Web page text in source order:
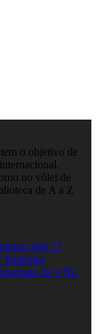
o objetivo de
no vôlei de
de A a Z
Sub 17
feminino
da VNL